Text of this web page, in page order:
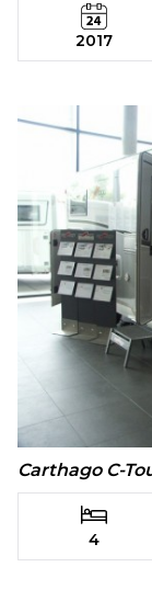
2017
Carthago C-
4